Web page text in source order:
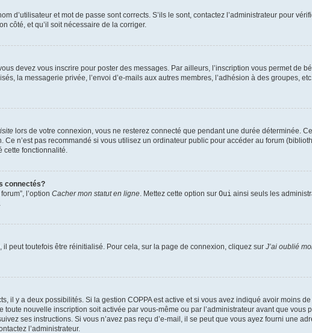
d’utilisateur et mot de passe sont corrects. S’ils le sont, contactez l’administrateur pour
côté, et qu’il soit nécessaire de la corriger.
devez vous inscrire pour poster des messages. Par ailleurs, l’inscription vous permet de
la messagerie privée, l’envoi d’e-mails aux autres membres, l’adhésion à des groupes,
lors de votre connexion, vous ne resterez connecté que pendant une durée déterminée.
n’est pas recommandé si vous utilisez un ordinateur public pour accéder au forum
cette fonctionnalité.
connectés?
l’option Cacher mon statut en ligne . Mettez cette option sur Oui ainsi seuls les
peut toutefois être réinitialisé. Pour cela, sur la page de connexion, cliquez sur J’ai oublié
il y a deux possibilités. Si la gestion COPPA est active et si vous avez indiqué avoir moins
nouvelle inscription soit activée par vous-même ou par l’administrateur avant que vous
ses instructions. Si vous n’avez pas reçu d’e-mail, il se peut que vous ayez fourni une
l’administrateur.